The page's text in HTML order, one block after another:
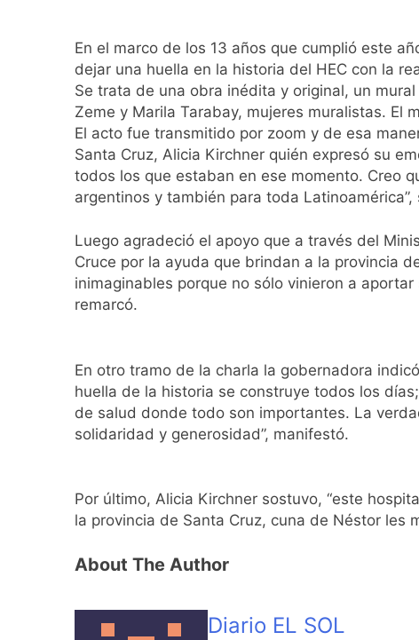
2 Días Atrás
El temporal se
2 Días Atrás
Kicillof marchó
2 Días Atrás
Renunció el
Candela Arizaga
La Libertad Avanza
2 Días Atrás
Masiva movilización
2 Días Atrás
En el marco de los 13 años que cumplió este
dejar una huella en la historia del HEC con la
Se trata de una obra inédita y original, un
Zeme y Marila Tarabay, mujeres muralistas. El
El acto fue transmitido por zoom y de esa
Santa Cruz, Alicia Kirchner quién expresó su
todos los que estaban en ese momento. Creo
argentinos y también para toda Latinoamérica”,
Luego agradeció el apoyo que a través del
Cruce por la ayuda que brindan a la provincia
inimaginables porque no sólo vinieron a
remarcó.
En otro tramo de la charla la gobernadora
huella de la historia se construye todos los
de salud donde todo son importantes. La
solidaridad y generosidad”, manifestó.
Por último, Alicia Kirchner sostuvo, “este
la provincia de Santa Cruz, cuna de Néstor les
About The Author
Diario EL SOL